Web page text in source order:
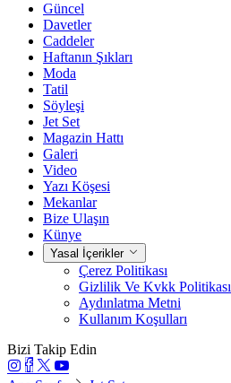
Güncel
Davetler
Caddeler
Haftanın Şıkları
Moda
Tatil
Söyleşi
Jet Set
Magazin Hattı
Galeri
Video
Yazı Köşesi
Mekanlar
Bize Ulaşın
Künye
Yasal İçerikler
Çerez Politikası
Gizlilik Ve Kvkk Politikası
Aydınlatma Metni
Kullanım Koşulları
Bizi Takip Edin